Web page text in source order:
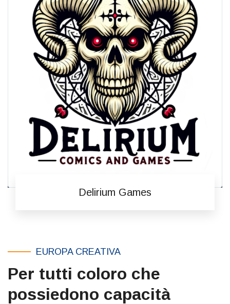
Delirium Games
EUROPA CREATIVA
Per tutti coloro che
possiedono capacità